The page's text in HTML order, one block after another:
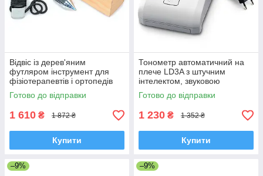
Відвіс із дерев'яним
футляром інструмент для
фізіотерапевтів і ортопедів
Готово до відправки
1 610 ₴ 1 872 ₴
Купити
Тонометр автоматичний на
плече LD3A з штучним
інтелектом, звуковою
індикацією, Сінгапур
Готово до відправки
1 230 ₴ 1 352 ₴
Купити
–9% –9%